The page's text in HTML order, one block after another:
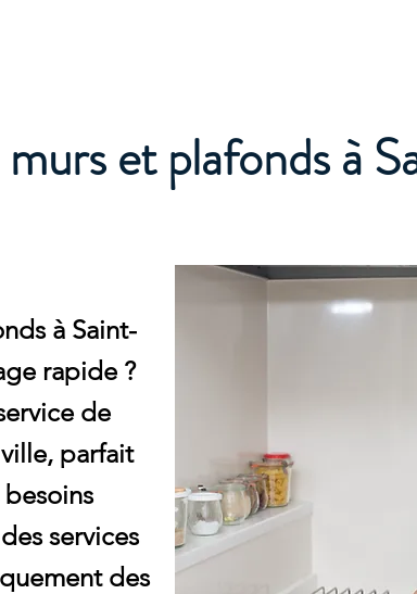
et plafonds à
à Saint-
rapide ?
de
parfait
services
des